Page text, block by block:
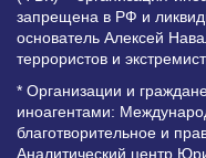
запрещена в РФ и
основатель Алексей
террористов и
* Организации и
иноагентами:
благотворительное и
Аналитический центр